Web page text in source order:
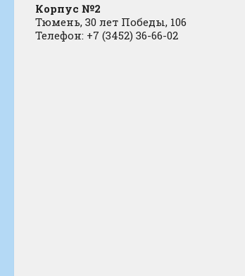
Корпус №2
Тюмень, 30 лет Победы, 106
Телефон: +7 (3452) 36-66-02